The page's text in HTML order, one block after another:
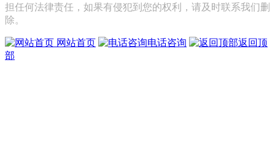
担任何法律责任，如果有侵犯到您的权利，请及时联系我们删
除。
网站首页 电话咨询
返回顶
部